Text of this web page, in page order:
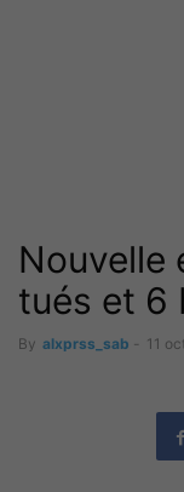
Nouvelle
tués et 6
By alxprss_sab - 11